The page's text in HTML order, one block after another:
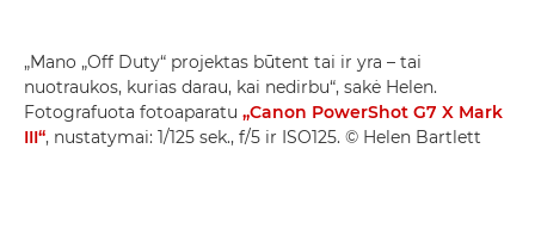
„Mano „Off Duty“ projektas būtent tai ir yra – tai
nuotraukos, kurias darau, kai nedirbu“, sakė Helen.
Fotografuota fotoaparatu „Canon PowerShot G7 X Mark
III“, nustatymai: 1/125 sek., f/5 ir ISO125. © Helen Bartlett